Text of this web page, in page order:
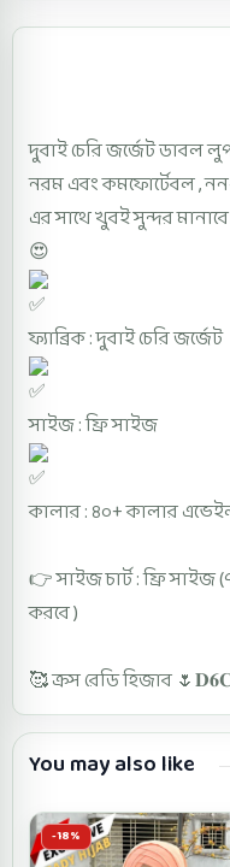
দুবাই চেরি জর্জেট ডাবল
নরম এবং কমফোর্টেবল , নন-
এর সাথে খুবই সুন্দর
😍
ফ্যাব্রিক : দুবাই চেরি জর্জেট
সাইজ : ফ্রি সাইজ
কালার : ৪০+ কালার
👉 সাইজ চার্ট : ফ্রি
করবে )
🥰 ক্রস রেডি হিজাব
You may also like
-18%